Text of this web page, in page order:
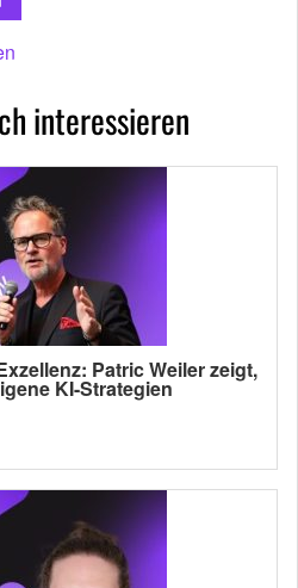
interessieren
Patric Weiler zeigt,
KI-Strategien